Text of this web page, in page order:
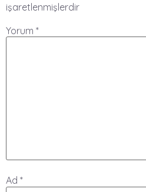
işaretlenmişlerdir
Yorum *
Ad *